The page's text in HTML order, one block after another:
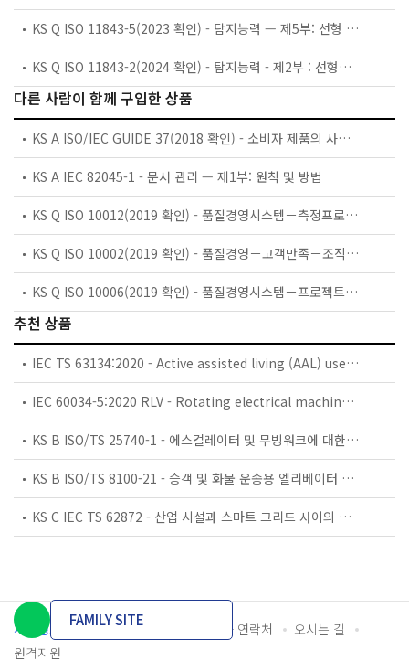
KS Q ISO 11843-5(2023 확인) - 탐지능력 — 제5부: 선형 및 비선형 교정 방법론
KS Q ISO 11843-2(2024 확인) - 탐지능력 - 제2부 : 선형교정의 방법
다른 사람이 함께 구입한 상품
KS A ISO/IEC GUIDE 37(2018 확인) - 소비자 제품의 사용 설명서에 대한 지침
KS A IEC 82045-1 - 문서 관리 — 제1부: 원칙 및 방법
KS Q ISO 10012(2019 확인) - 품질경영시스템－측정프로세스 및 측정장비에 대한 요구사항
KS Q ISO 10002(2019 확인) - 품질경영－고객만족－조직의 불만처리에 대한 지침
KS Q ISO 10006(2019 확인) - 품질경영시스템－프로젝트의 품질경영에 대한 지침
추천 상품
IEC TS 63134:2020 - Active assisted living (AAL) use cases
IEC 60034-5:2020 RLV - Rotating electrical machines - Part 5: Degrees of protection provided by the integral design of rotating electrical machines (IP code) - Classification
KS B ISO/TS 25740-1 - 에스컬레이터 및 무빙워크에 대한 안전요건 — 제1부: 세계공통 필수 안전요건(GESRs)
KS B ISO/TS 8100-21 - 승객 및 화물 운송용 엘리베이터 —제21부: 세계공통 필수안전요건(GESRs)을 충족하는 세계공통 안전 파라미터(GSPs)
KS C IEC TS 62872 - 산업 시설과 스마트 그리드 사이의 산업 공정 측정, 제어 및 자동화 시스템 인터페이스
개인정보처리방침 이용약관 담당자 연락처
오시는 길
원격지원
FAMILY SITE